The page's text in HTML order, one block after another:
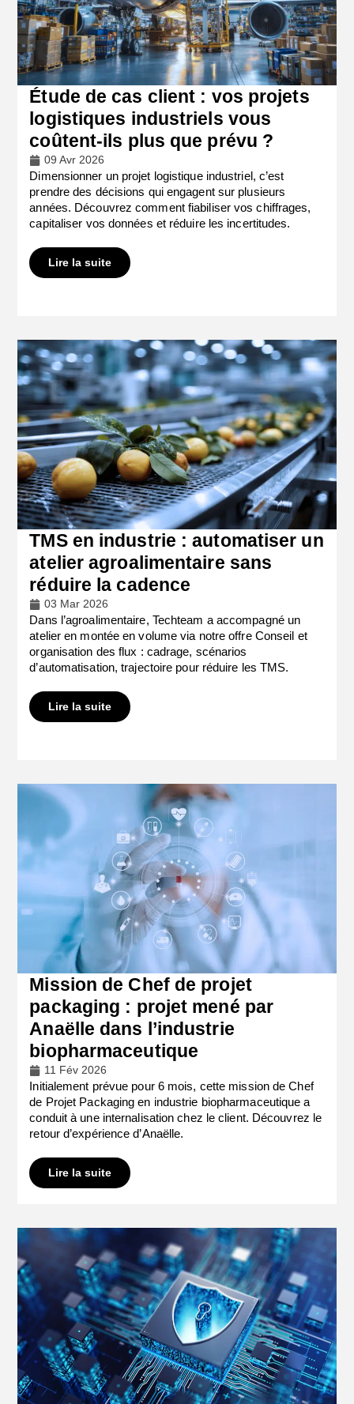
Étude de cas client : vos projets
logistiques industriels vous
coûtent-ils plus que prévu ?
09 Avr 2026
Dimensionner un projet logistique industriel, c’est
prendre des décisions qui engagent sur plusieurs
années. Découvrez comment fiabiliser vos chiffrages,
capitaliser vos données et réduire les incertitudes.
Lire la suite
TMS en industrie : automatiser un
atelier agroalimentaire sans
réduire la cadence
03 Mar 2026
Dans l’agroalimentaire, Techteam a accompagné un
atelier en montée en volume via notre offre Conseil et
organisation des flux : cadrage, scénarios
d’automatisation, trajectoire pour réduire les TMS.
Lire la suite
Mission de Chef de projet
packaging : projet mené par
Anaëlle dans l’industrie
biopharmaceutique
11 Fév 2026
Initialement prévue pour 6 mois, cette mission de Chef
de Projet Packaging en industrie biopharmaceutique a
conduit à une internalisation chez le client. Découvrez le
retour d’expérience d’Anaëlle.
Lire la suite